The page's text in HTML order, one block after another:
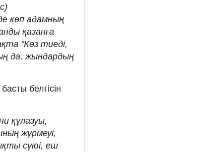
көп адамның
қазанға
"Көз тиеді,
да, жындардың
белгісін
құлазуы,
жүрмеуі,
сүюі, еш